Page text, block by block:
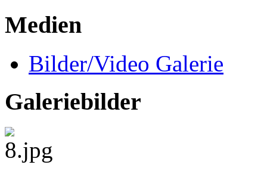
Medien
Bilder/Video Galerie
Galeriebilder